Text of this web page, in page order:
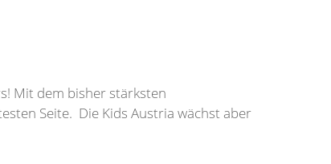
Mit dem bisher stärksten
Seite. Die Kids Austria wächst aber